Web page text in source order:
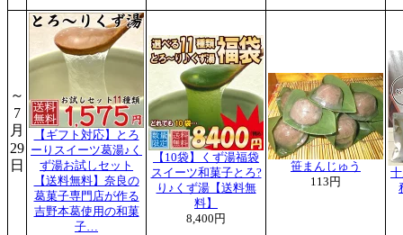
～
7
月
29
日
【ギフト対応】とろ
ーりスイーツ葛湯♪く
ず湯お試しセット
【送料無料】奈良の
葛菓子専門店が作る
吉野本葛使用の和菓
子…
【10袋】くず湯福袋
スイーツ和菓子とろ?
り♪くず湯【送料無
料】
8,400円
笹まんじゅう
113円